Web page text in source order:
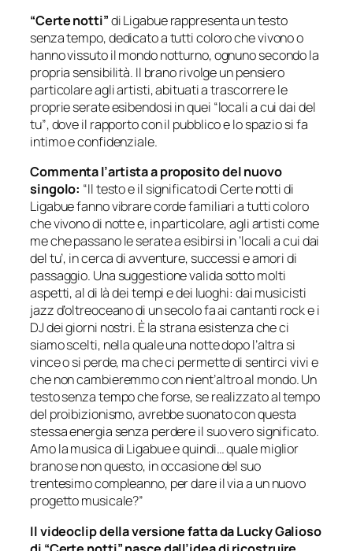
“Certe notti”di Ligabue rappresenta un testo
senza tempo, dedicato a tutti coloro che vivono o
hanno vissuto il mondo notturno, ognuno secondo la
propria sensibilità. Il brano rivolge un pensiero
particolare agli artisti, abituati a trascorrere le
proprie serate esibendosi in quei “locali a cui dai del
tu”, dove il rapporto con il pubblico e lo spazio si fa
intimo e confidenziale.
Commenta l’artista a proposito del nuovo
singolo: “Il testo e il significato di Certe notti di
Ligabue fanno vibrare corde familiari a tutti coloro
che vivono di notte e, in particolare, agli artisti come
me che passano le serate a esibirsi in ‘locali a cui dai
del tu’, in cerca di avventure, successi e amori di
passaggio. Una suggestione valida sotto molti
aspetti, al di là dei tempi e dei luoghi: dai musicisti
jazz d’oltreoceano di un secolo fa ai cantanti rock e i
DJ dei giorni nostri. È la strana esistenza che ci
siamo scelti, nella quale una notte dopo l’altra si
vince o si perde, ma che ci permette di sentirci vivi e
che non cambieremmo con nient’altro al mondo. Un
testo senza tempo che forse, se realizzato al tempo
del proibizionismo, avrebbe suonato con questa
stessa energia senza perdere il suo vero significato.
Amo la musica di Ligabue e quindi… quale miglior
brano se non questo, in occasione del suo
trentesimo compleanno, per dare il via a un nuovo
progetto musicale?”
Il videoclip della versione fatta da Lucky Galioso